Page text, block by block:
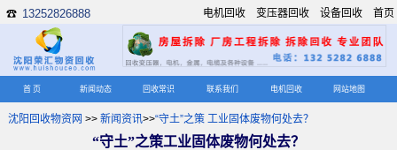
☎ 13252826888 首页
设备回收
变压器回收
电机回收
首 页 新闻动态 回收常识 联系我们 电机回收 网站地图
沈阳回收物资网 >> 新闻资讯>>“守土”之策 工业固体废物何处去？
“守土”之策工业固体废物何处去？